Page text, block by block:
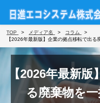
TOP メディア名
コラム
【2026年最新版】企業の拠点移転で出る
【2026年最新
る廃棄物を